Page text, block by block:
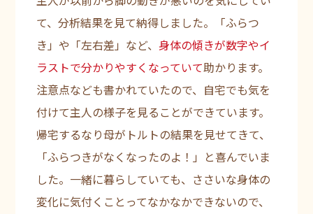
て、分析結果を見て納得しました。「ふらつ
き」や「左右差」など、 身体の傾きが数字やイ
ラストで分かりやすくなっていて助かります。
注意点なども書かれていたので、自宅でも気を
付けて主人の様子を見ることができています。
帰宅するなり母がトルトの結果を見せてきて、
「ふらつきがなくなったのよ！」と喜んでいま
した。一緒に暮らしていても、ささいな身体の
変化に気付くことってなかなかできないので、